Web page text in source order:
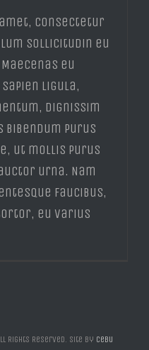
consectetur
sollicitudin eu
eu
ligula,
dignissim
bibendum purus
ut mollis purus
urna. Nam
faucibus,
eu varius
Rights Reserved. Site by Cebu